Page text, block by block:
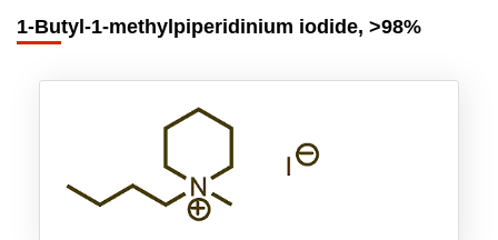
Produktsuche
Katalog-Produkte
Produktlisten
Ionische Flüssigkeiten
Batteriematerialien
1-Butyl-1-methylpiperidinium iodide, >98%